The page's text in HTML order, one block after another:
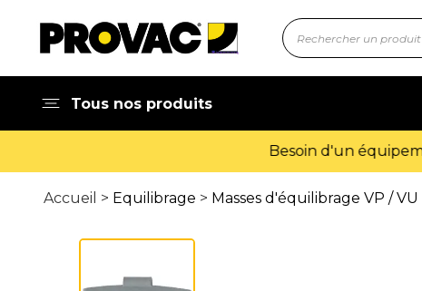
Tous nos produits
Accueil > Equilibrage > Masses d'équilibrage VP / VU